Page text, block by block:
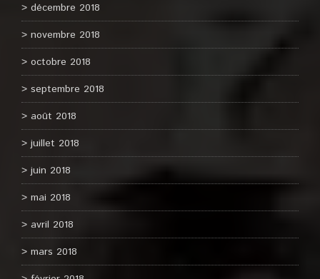
décembre 2018
novembre 2018
octobre 2018
septembre 2018
août 2018
juillet 2018
juin 2018
mai 2018
avril 2018
mars 2018